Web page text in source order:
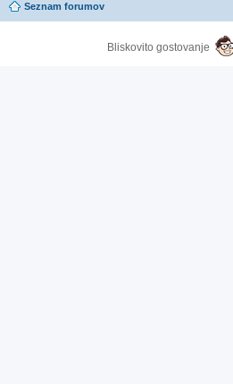
Seznam forumov
Bliskovito gostovanje